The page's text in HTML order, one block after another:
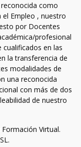
como
Empleo , nuestro
por Docentes
profesional
en las
la transferencia de
modalidades de
una reconocida
con más de dos
de nuestro
Virtual.